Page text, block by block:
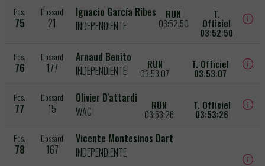
Pos.
75
Dossard
21
Ignacio García Ribes
INDEPENDIENTE
RUN
03:52:50
T.
Officiel
03:52:50
Pos.
76
Dossard
177
Arnaud Benito
INDEPENDIENTE
RUN
03:53:07
T. Officiel
03:53:07
Pos.
77
Dossard
15
Olivier D'attardi
WAC
RUN
03:53:26
T. Officiel
03:53:26
Pos.
78
Dossard
167
Vicente Montesinos Dart
INDEPENDIENTE